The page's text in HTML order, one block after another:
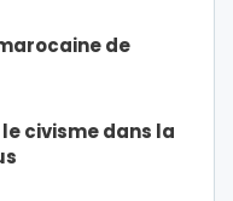
de
civisme dans la